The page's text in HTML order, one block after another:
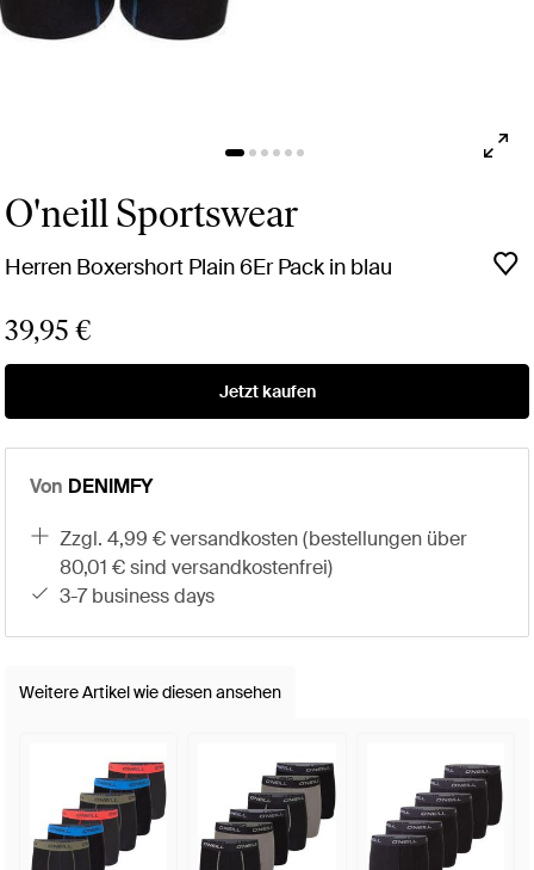
O'neill Sportswear
Herren Boxershort Plain 6Er Pack in blau
39,95 €
Jetzt kaufen
Von DENIMFY
zzgl. 4,99 € versandkosten (bestellungen über
80,01 € sind versandkostenfrei)
3-7 business days
Weitere Artikel wie diesen ansehen